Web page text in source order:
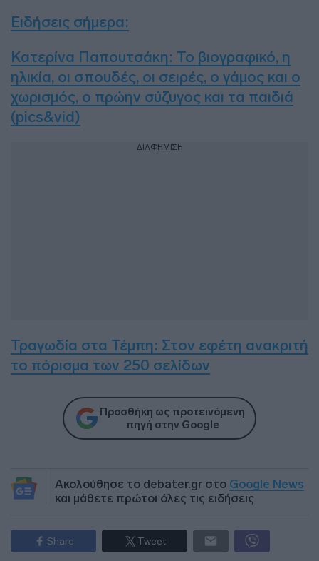
Ειδήσεις σήμερα:
Κατερίνα Παπουτσάκη: Το βιογραφικό, η
ηλικία, οι σπουδές, οι σειρές, ο γάμος και ο
χωρισμός, ο πρώην σύζυγος και τα παιδιά
(pics&vid)
ΔΙΑΦΗΜΙΣΗ
Τραγωδία στα Τέμπη: Στον εφέτη ανακριτή
το πόρισμα των 250 σελίδων
Προσθήκη ως προτεινόμενη
πηγή στην Google
Ακολούθησε το debater.gr στο Google News
και μάθετε πρώτοι όλες τις ειδήσεις
Share Tweet